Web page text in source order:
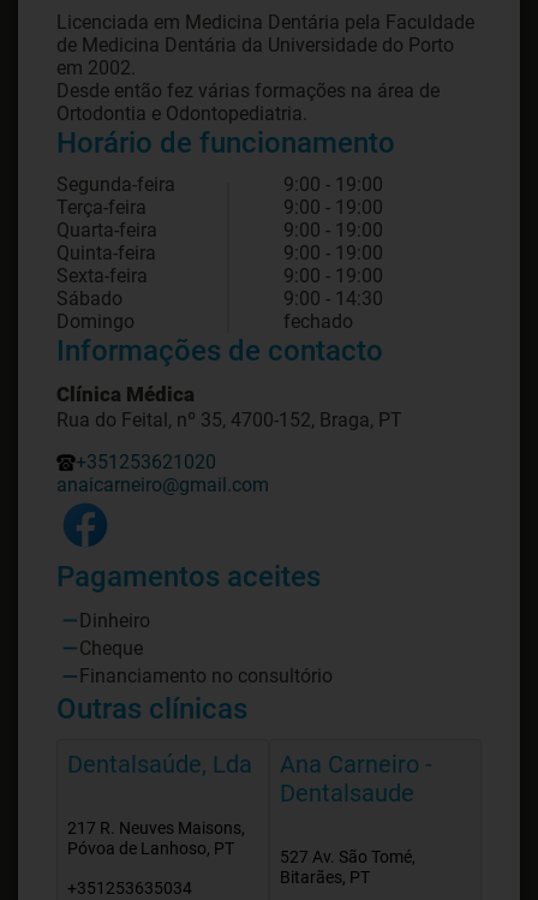
Licenciada em Medicina Dentária pela Faculdade
de Medicina Dentária da Universidade do Porto
em 2002.
Desde então fez várias formações na área de
Ortodontia e Odontopediatria.
Horário de funcionamento
Segunda-feira
9:00 - 19:00
Terça-feira
9:00 - 19:00
Quarta-feira
9:00 - 19:00
Quinta-feira
9:00 - 19:00
Sexta-feira
9:00 - 19:00
Sábado
9:00 - 14:30
Domingo
fechado
Informações de contacto
Clínica Médica
Rua do Feital, nº 35, 4700-152, Braga, PT
+351253621020
anaicarneiro@gmail.com
Pagamentos aceites
Dinheiro
Cheque
Financiamento no consultório
Outras clínicas
Dentalsaúde, Lda
217 R. Neuves Maisons,
Póvoa de Lanhoso, PT
+351253635034
Ana Carneiro -
Dentalsaude
527 Av. São Tomé,
Bitarães, PT